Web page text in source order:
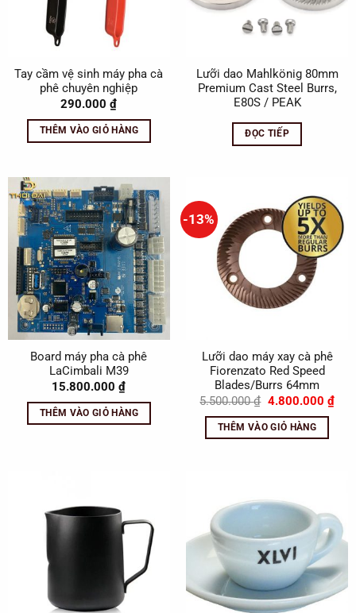
Tay cầm vệ sinh máy pha cà
phê chuyên nghiệp
290.000₫
THÊM VÀO GIỎ HÀNG
Lưỡi dao Mahlkönig 80mm
Premium Cast Steel Burrs,
E80S / PEAK
ĐỌC TIẾP
Board máy pha cà phê
LaCimbali M39
15.800.000₫
THÊM VÀO GIỎ HÀNG
-13%
Lưỡi dao máy xay cà phê
Fiorenzato Red Speed
Blades/Burrs 64mm
5.500.000₫ Giá
là:
5.500.000 ₫.
4.800.000 ₫Giá
hiện
THÊM VÀO GIỎ HÀNG